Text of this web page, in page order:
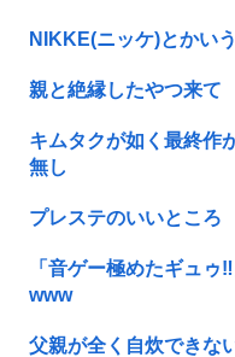
NIKKE(ニッケ)とかい
親と絶縁したやつ来て
キムタクが如く最終作
無し
プレステのいいところ
「音ゲー極めたギュ
www
父親が全く自炊できな